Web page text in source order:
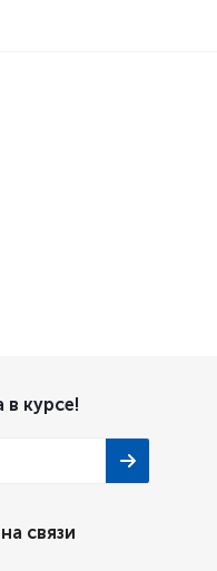
в курсе!
связи